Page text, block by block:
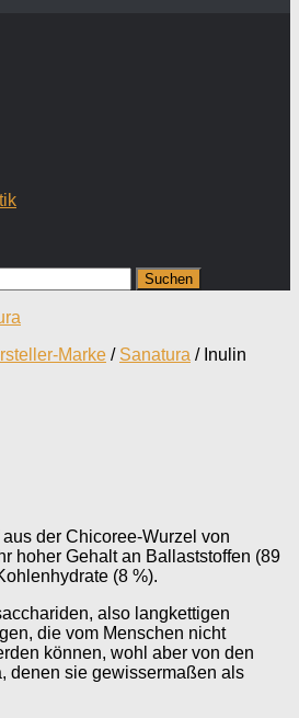
Marke / Sanatura / Inulin
der Chicoree-Wurzel von
hoher Gehalt an Ballaststoffen (89
(8 %).
also langkettigen
die vom Menschen nicht
können, wohl aber von den
denen sie gewissermaßen als